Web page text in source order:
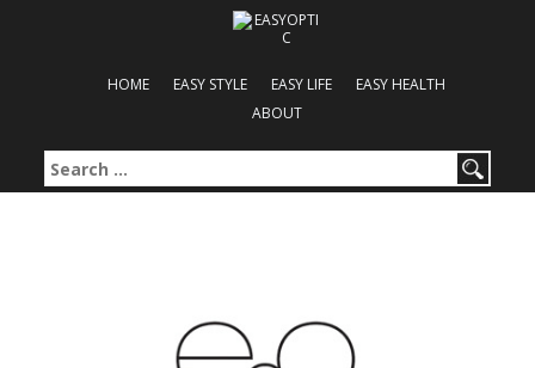
HOME EASY STYLE EASY LIFE
EASY HEALTH
ABOUT
Search for: